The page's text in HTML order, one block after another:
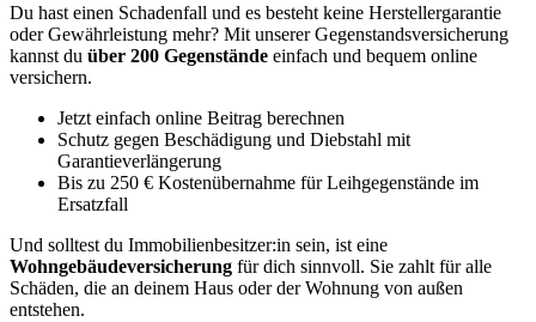
Du hast einen Schadenfall und es besteht keine Herstellergarantie
oder Gewährleistung mehr? Mit unserer Gegenstandsversicherung
kannst du über 200 Gegenstände einfach und bequem online
versichern.
Jetzt einfach online Beitrag berechnen
Schutz gegen Beschädigung und Diebstahl mit
Garantieverlängerung
Bis zu 250 € Kostenübernahme für Leihgegenstände im
Ersatzfall
Und solltest du Immobilienbesitzer:in sein, ist eine
Wohngebäudeversicherung für dich sinnvoll. Sie zahlt für alle
Schäden, die an deinem Haus oder der Wohnung von außen
entstehen.